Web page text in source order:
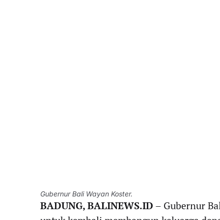
Gubernur Bali Wayan Koster.
BADUNG, BALINEWS.ID – Gubernur